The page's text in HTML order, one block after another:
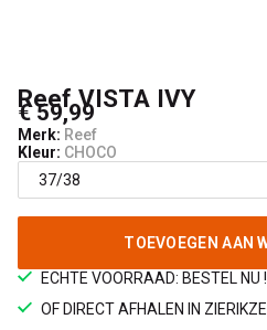
Reef VISTA IVY
€ 59,99
Merk: Reef
Kleur: CHOCO
TOEVOEGEN AAN
ECHTE VOORRAAD: BESTEL NU !
OF DIRECT AFHALEN IN